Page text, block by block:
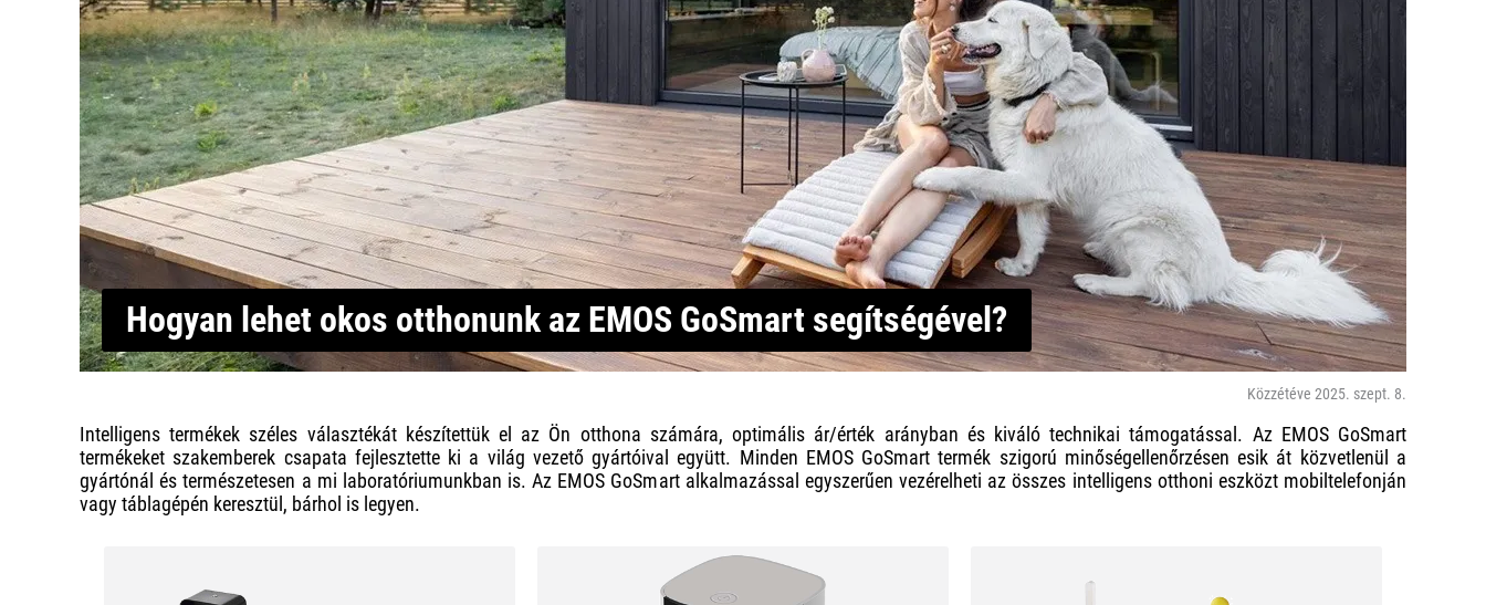
Hogyan lehet okos otthonunk az EMOS GoSmart segítségével?
Közzétéve 2025. szept. 8.
Intelligens termékek széles választékát készítettük el az Ön otthona számára, optimális ár/érték arányban és kiváló technikai támogatással. Az EMOS GoSmart
termékeket szakemberek csapata fejlesztette ki a világ vezető gyártóival együtt. Minden EMOS GoSmart termék szigorú minőségellenőrzésen esik át közvetlenül a
gyártónál és természetesen a mi laboratóriumunkban is. Az EMOS GoSmart alkalmazással egyszerűen vezérelheti az összes intelligens otthoni eszközt mobiltelefonján
vagy táblagépén keresztül, bárhol is legyen.